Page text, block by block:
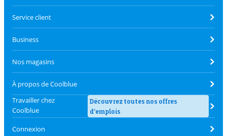
Service client
Business
Nos magasins
À propos de Coolblue
Travailler chez
Coolblue
Découvrez toutes nos offres
d'emplois
Connexion